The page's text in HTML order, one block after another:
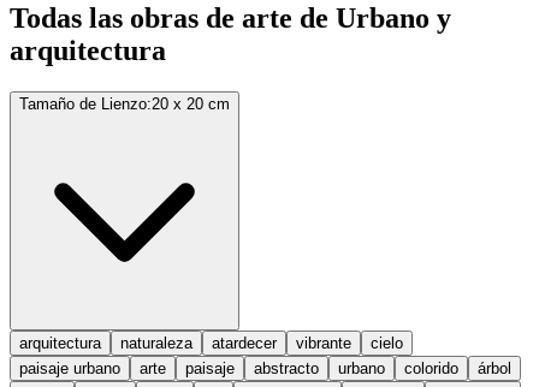
Todas las obras de arte de Urbano y
arquitectura
Tamaño de Lienzo:20 x 20 cm
arquitectura naturaleza atardecer vibrante
cielo
paisaje urbano
arte paisaje abstracto urbano colorido
árbol